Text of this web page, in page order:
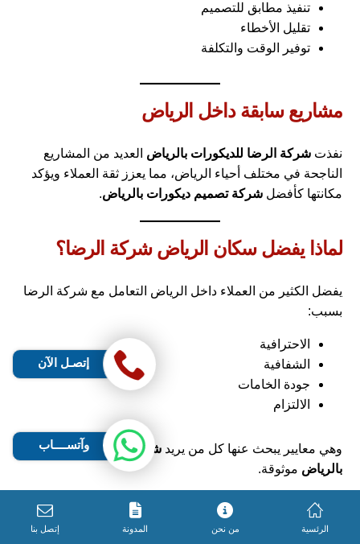
تنفيذ مطابق للتصميم
تقليل الأخطاء
توفير الوقت والتكلفة
مشاريع سابقة داخل الرياض
نفذتشركة الرضا للديكورات بالرياض العديد من المشاريع
الناجحة في مختلف أحياء الرياض، مما يعزز ثقة العملاء ويؤكد
مكانتها كأفضلشركة تصميم ديكورات بالرياض.
لماذا يفضل سكان الرياض شركة الرضا؟
يفضل الكثير من العملاء داخل الرياض التعامل مع شركة الرضا
بسبب:
الاحترافية
الشفافية
جودة الخامات
الالتزام
وهي معايير يبحث عنها كل من يريدشركة تصميم ديكورات
بالرياض موثوقة.
التصميم الداخلي كاستثمار طويل الأمد
الرئسية من نحن المدونة إتصل بنا
إتصـل الآن
وآتســــاب